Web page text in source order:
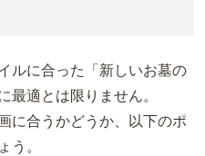
ルに合った「新しいお墓の
最適とは限りません。
に合うかどうか、以下のポ
う。